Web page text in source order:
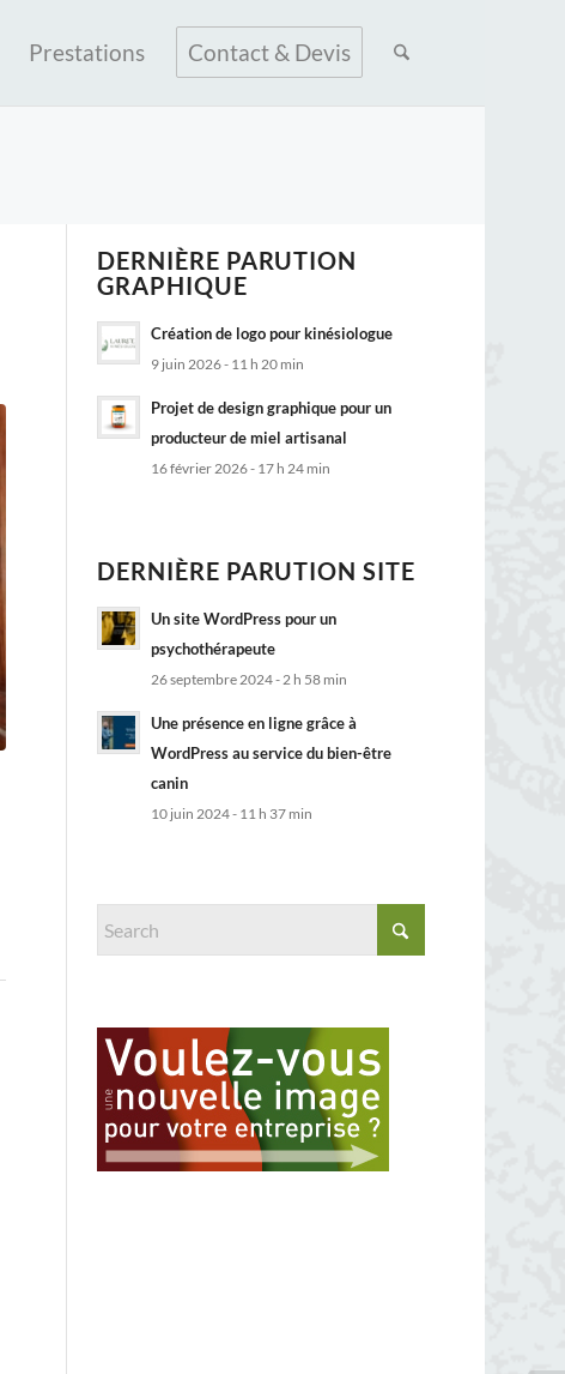
Prestations Contact & Devis
DERNIÈRE PARUTION
GRAPHIQUE
Création de logo pour kinésiologue
9 juin 2026 - 11 h 20 min
Projet de design graphique pour un
producteur de miel artisanal
16 février 2026 - 17 h 24 min
DERNIÈRE PARUTION SITE
Un site WordPress pour un
psychothérapeute
26 septembre 2024 - 2 h 58 min
Une présence en ligne grâce à
WordPress au service du bien-être
canin
10 juin 2024 - 11 h 37 min